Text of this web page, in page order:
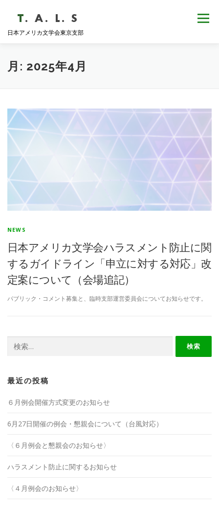
ツ
日本アメリカ文学会東京支部
メニュー
HOME NEWS
月: 2025年4月
NEWS
日本アメリカ文学会ハラスメント防止に関
するガイドライン「申立に対する対応」改
定案について（会場追記）
パブリック・コメント募集と、臨時支部運営委員会についてお知らせです。
索:
最近の投稿
６月例会開催方式変更のお知らせ
6月27日開催の例会・懇親会について（台風対応）
〈６月例会と懇親会のお知らせ〉
ハラスメント防止に関するお知らせ
〈４月例会のお知らせ〉